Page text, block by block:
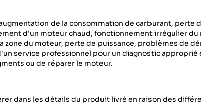
de la consommation de carburant, perte
d'un moteur chaud, fonctionnement irrégulier du
du moteur, perte de puissance, problèmes de
service professionnel pour un diagnostic approprié
ou de réparer le moteur.
dans les détails du produit livré en raison des